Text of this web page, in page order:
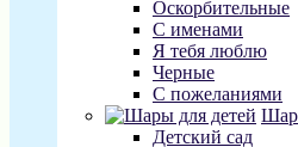
Оскорбительные
С именами
Я тебя люблю
Черные
С пожеланиями
Детский сад